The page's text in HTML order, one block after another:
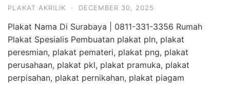
PLAKAT AKRILIK · DECEMBER 30, 2025
Plakat Nama Di Surabaya | 0811-331-3356 Rumah
Plakat Spesialis Pembuatan plakat pln, plakat
peresmian, plakat pemateri, plakat png, plakat
perusahaan, plakat pkl, plakat pramuka, plakat
perpisahan, plakat pernikahan, plakat piagam